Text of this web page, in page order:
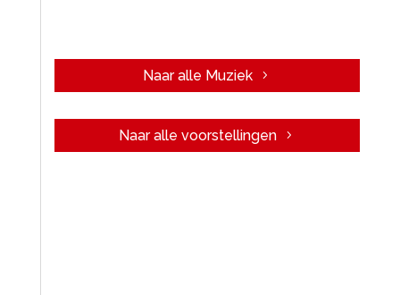
Naar alle Muziek
Naar alle voorstellingen